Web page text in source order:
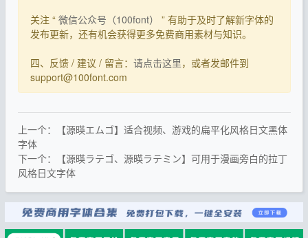
关注 “ 微信公众号（100font）
” 有助于及时了解新字体的
发布更新，还有机会获得更多免费商用素材与知识。
四、反馈 / 建议 / 留言： 请点击这里，或者发邮件到
support@100font.com
上一个：【源暎エムゴ】适合视频、游戏的扁平化风格日文黑体
字体
下一个：【源暎ラテゴ、源暎ラテミン】可用于漫画旁白的拉丁
风格日文字体